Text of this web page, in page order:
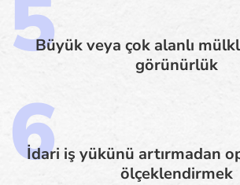
Büyük veya çok alanlı
görünürlük
İdari iş yükünü artırmadan
ölçeklendirmek